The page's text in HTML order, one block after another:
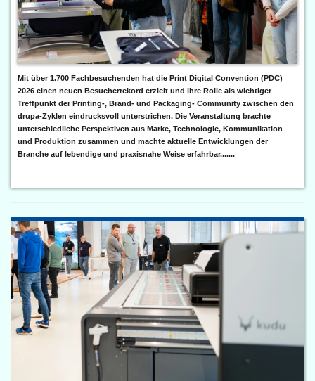
Mit über 1.700 Fachbesuchenden hat die Print Digital Convention (PDC)
2026 einen neuen Besucherrekord erzielt und ihre Rolle als wichtiger
Treffpunkt der Printing-, Brand- und Packaging- Community zwischen den
drupa-Zyklen eindrucksvoll unterstrichen. Die Veranstaltung brachte
unterschiedliche Perspektiven aus Marke, Technologie, Kommunikation
und Produktion zusammen und machte aktuelle Entwicklungen der
Branche auf lebendige und praxisnahe Weise erfahrbar.......